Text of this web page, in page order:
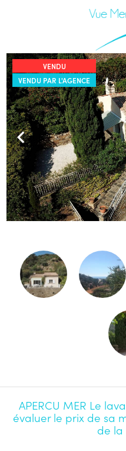
Previous
VENDU
VENDU PAR L'AGENCE
APERCU MER Le
évaluer le prix de sa
de la